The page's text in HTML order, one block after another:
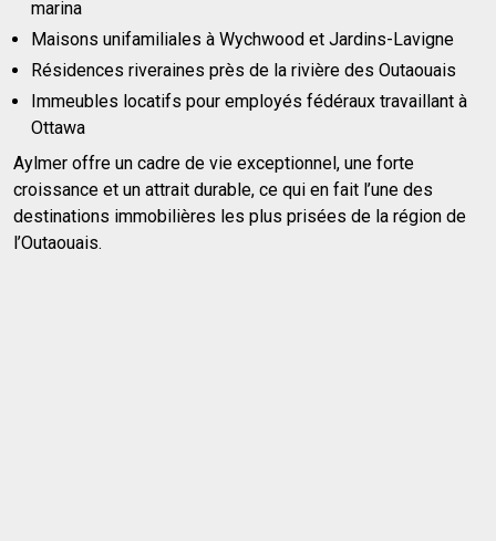
marina
Maisons unifamiliales à Wychwood et Jardins-Lavigne
Résidences riveraines près de la rivière des Outaouais
Immeubles locatifs pour employés fédéraux travaillant à
Ottawa
Aylmer offre un cadre de vie exceptionnel, une forte
croissance et un attrait durable, ce qui en fait l’une des
destinations immobilières les plus prisées de la région de
l’Outaouais.